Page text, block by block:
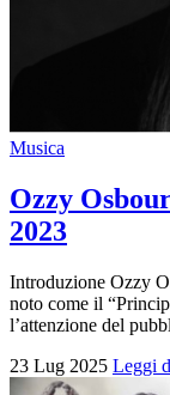
Musica
Ozzy
2023
Introduzione Ozzy
noto come il
l’attenzione del
23 Lug 2025 Leggi